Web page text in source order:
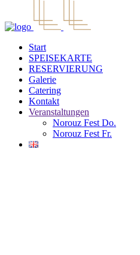
Start
SPEISEKARTE
RESERVIERUNG
Galerie
Catering
Kontakt
Veranstaltungen
Norouz Fest Do.
Norouz Fest Fr.